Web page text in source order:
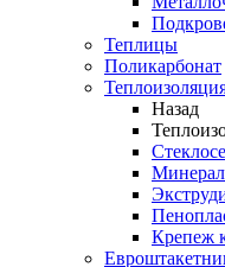
Теплицы
Поликарбонат
Назад
Крепеж